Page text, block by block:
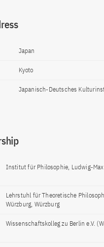
Japan
Kyoto
Japanisch-Deutsches
Institut für Philosophie, Ludwig-
Lehrstuhl für Theoretische
Würzburg, Würzburg
Wissenschaftskolleg zu Berlin e.V.